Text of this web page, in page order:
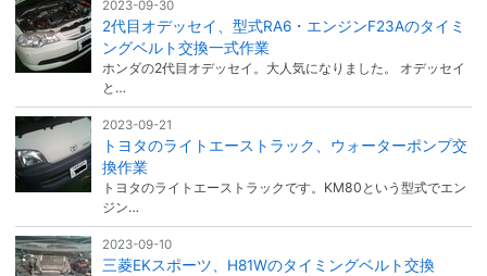
2023-09-30
2代目オデッセイ、型式RA6・エンジンF23Aのタイミ
ングベルト交換一式作業
ホンダの2代目オデッセイ。大人気になりました。 オデッセイ
と…
2023-09-21
トヨタのライトエーストラック、ウォーターポンプ交
換作業
トヨタのライトエーストラックです。KM80という型式でエン
ジン…
2023-09-10
三菱EKスポーツ、H81Wのタイミングベルト交換